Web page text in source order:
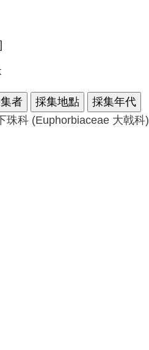
者 採集地點
採集年代
珠科 (Euphorbiaceae 大戟科)